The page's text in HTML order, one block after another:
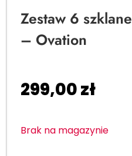
Zestaw 6
– Ovation
299,00zł
Brak na magazynie